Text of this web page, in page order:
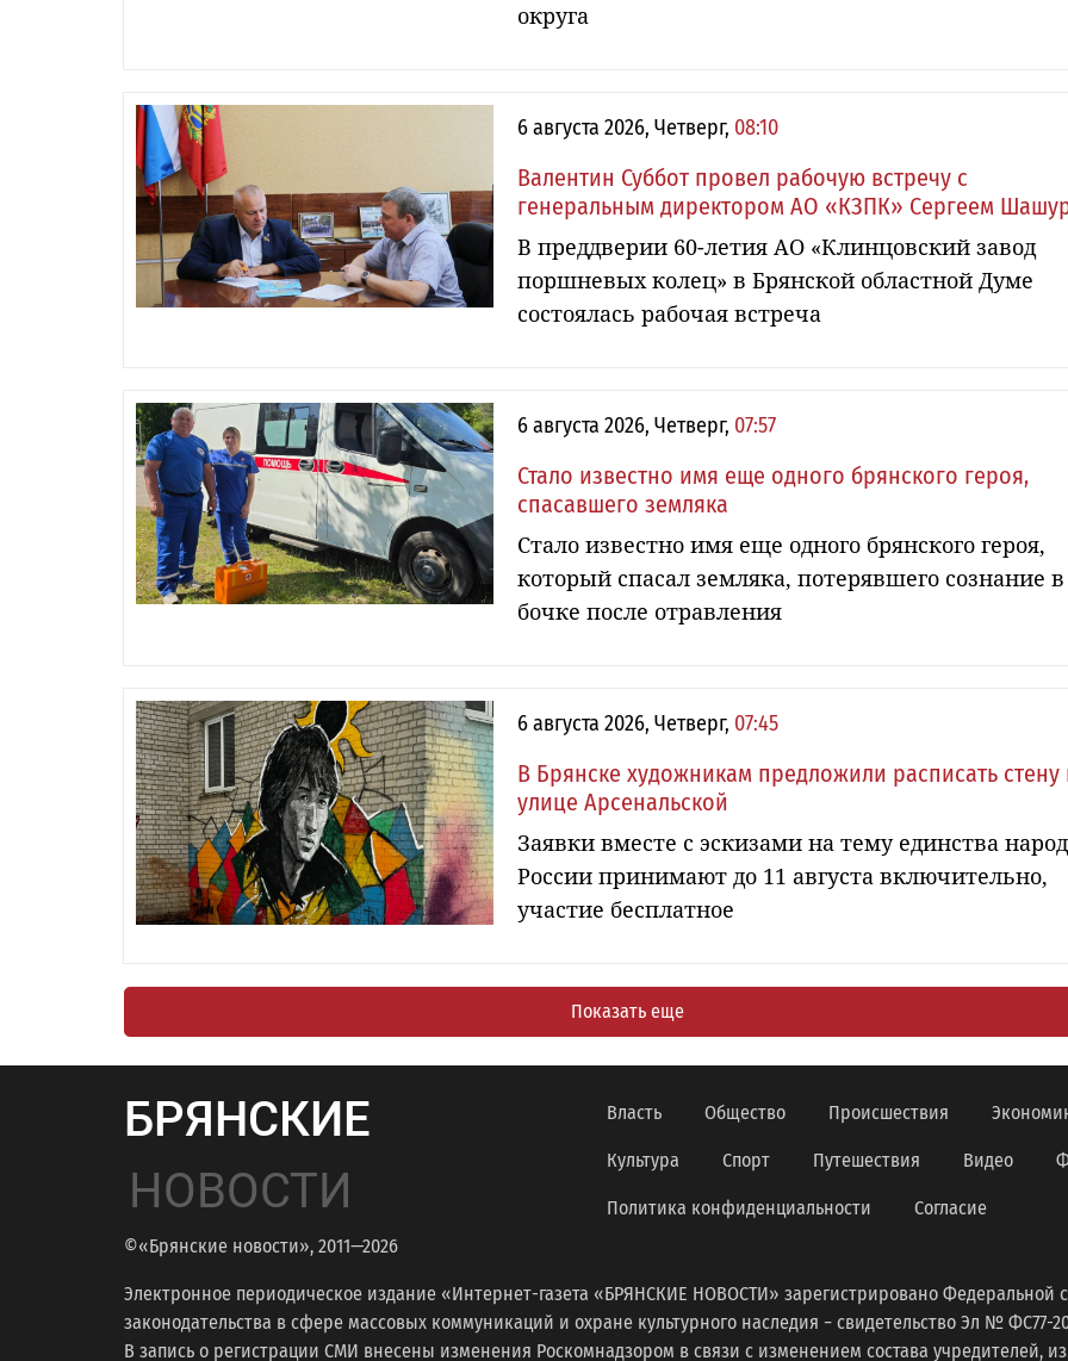
округа
6 августа 2026, Четверг, 08:10
Валентин Суббот провел рабочую встречу с
генеральным директором АО «КЗПК» Сергеем
В преддверии 60-летия АО «Клинцовский завод
поршневых колец» в Брянской областной Думе
состоялась рабочая встреча
6 августа 2026, Четверг, 07:57
Стало известно имя еще одного брянского героя,
спасавшего земляка
Стало известно имя еще одного брянского героя,
который спасал земляка, потерявшего сознание в
бочке после отравления
6 августа 2026, Четверг, 07:45
В Брянске художникам предложили расписать стену
улице Арсенальской
Заявки вместе с эскизами на тему единства
России принимают до 11 августа включительно,
участие бесплатное
Показать еще
БРЯНСКИЕ
НОВОСТИ
©«Брянские новости», 2011—2026
Власть Общество Происшествия
Культура Спорт Путешествия Видео
Политика конфиденциальности Согласие
Электронное периодическое издание «Интернет-газета «БРЯНСКИЕ НОВОСТИ» зарегистрировано Федеральной
законодательства в сфере массовых коммуникаций и охране культурного наследия − свидетельство Эл № ФС77-
В запись о регистрации СМИ внесены изменения Роскомнадзором в связи с изменением состава учредителей,